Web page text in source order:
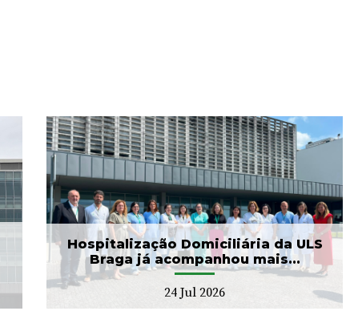
Hospitalização Domiciliária da ULS
Braga já acompanhou mais...
24 Jul 2026
ULS Braga assinalou o Dia
Mundial do Cérebro com
as II Jorna...
22 Jul 2026